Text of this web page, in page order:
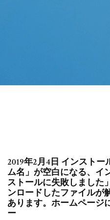
2019年2月4日 インスト
ム名」が空白になる、イ
ストールに失敗しました
ンロードしたファイルが
あります。ホームページ
ー